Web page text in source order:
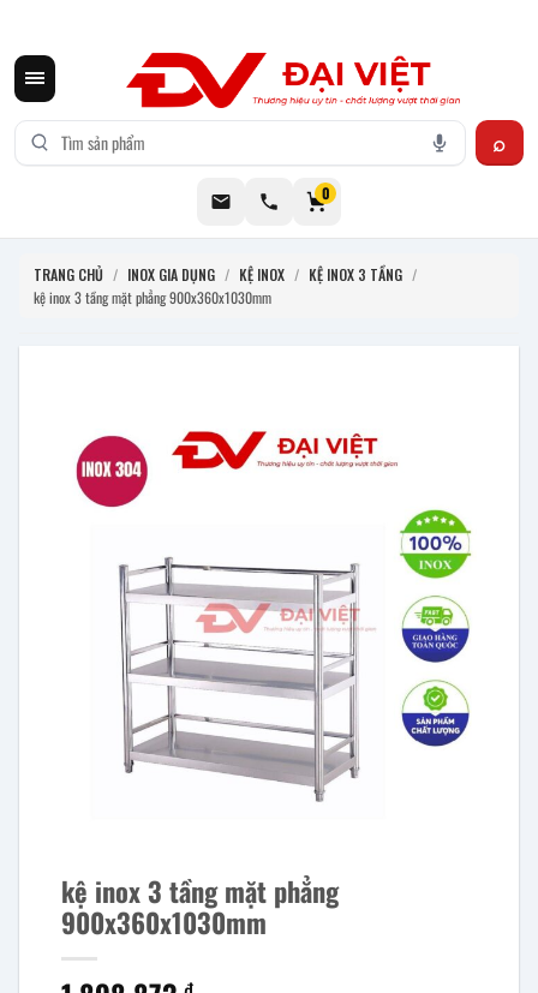
0
TRANG CHỦ / INOX GIA DỤNG / KỆ INOX / KỆ INOX 3 TẦNG /
kệ inox 3 tầng mặt phẳng 900x360x1030mm
kệ inox 3 tầng mặt phẳng
900x360x1030mm